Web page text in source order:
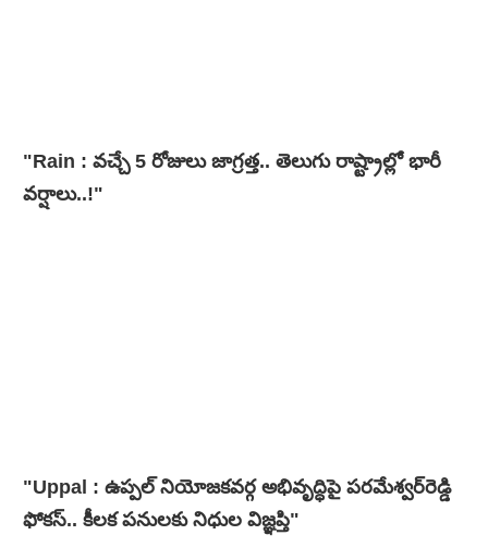
"Rain : వచ్చే 5 రోజులు జాగ్రత్త.. తెలుగు రాష్ట్రాల్లో భారీ
వ‌ర్షాలు..!"
"Uppal : ఉప్పల్ నియోజకవర్గ అభివృద్ధిపై పరమేశ్వర్‌రెడ్డి
ఫోకస్.. కీలక పనులకు నిధుల విజ్ఞప్తి"